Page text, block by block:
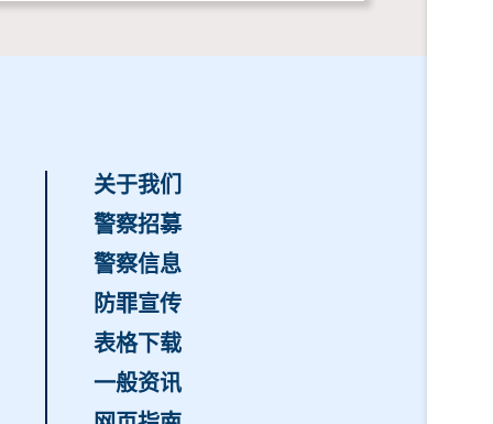
关于我们
警察招募
警察信息
防罪宣传
表格下载
一般资讯